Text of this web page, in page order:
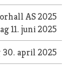
AS 2025
11. juni 2025
30. april 2025